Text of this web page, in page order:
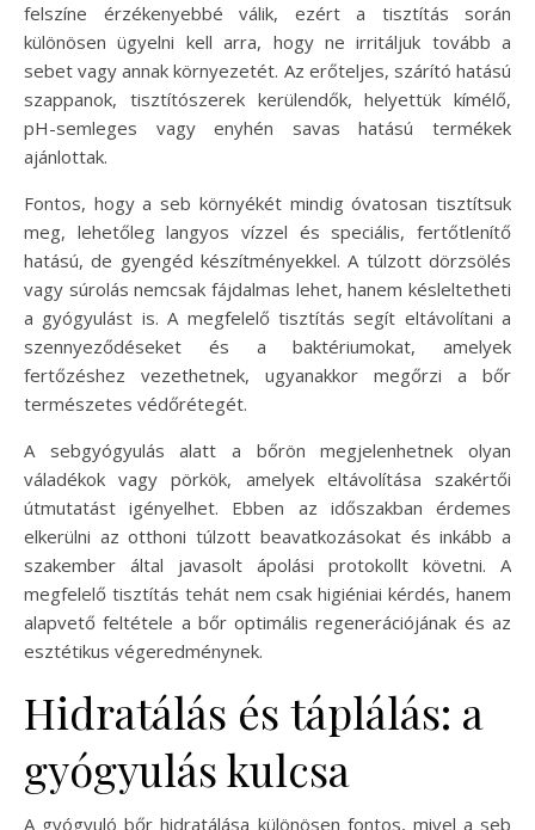
felszíne érzékenyebbé válik, ezért a tisztítás során
különösen ügyelni kell arra, hogy ne irritáljuk tovább a
sebet vagy annak környezetét. Az erőteljes, szárító hatású
szappanok, tisztítószerek kerülendők, helyettük kímélő,
pH-semleges vagy enyhén savas hatású termékek
ajánlottak.
Fontos, hogy a seb környékét mindig óvatosan tisztítsuk
meg, lehetőleg langyos vízzel és speciális, fertőtlenítő
hatású, de gyengéd készítményekkel. A túlzott dörzsölés
vagy súrolás nemcsak fájdalmas lehet, hanem késleltetheti
a gyógyulást is. A megfelelő tisztítás segít eltávolítani a
szennyeződéseket és a baktériumokat, amelyek
fertőzéshez vezethetnek, ugyanakkor megőrzi a bőr
természetes védőrétegét.
A sebgyógyulás alatt a bőrön megjelenhetnek olyan
váladékok vagy pörkök, amelyek eltávolítása szakértői
útmutatást igényelhet. Ebben az időszakban érdemes
elkerülni az otthoni túlzott beavatkozásokat és inkább a
szakember által javasolt ápolási protokollt követni. A
megfelelő tisztítás tehát nem csak higiéniai kérdés, hanem
alapvető feltétele a bőr optimális regenerációjának és az
esztétikus végeredménynek.
Hidratálás és táplálás: a
gyógyulás kulcsa
A gyógyuló bőr hidratálása különösen fontos, mivel a seb